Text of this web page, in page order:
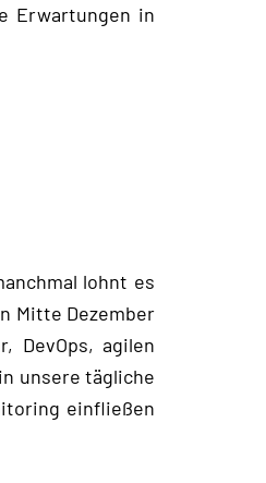
Erwartungen in
lohnt es
Mitte Dezember
DevOps, agilen
unsere tägliche
einfließen